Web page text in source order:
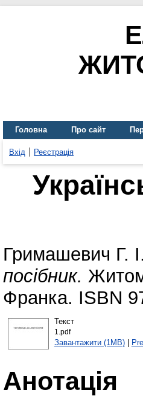
Головна Про сайт
Вхід Реєстрація
Гримашевич Г. І.
посібник.
Франка. ISBN
Текст
1.pdf
Завантажити (1MB)|
Анотація